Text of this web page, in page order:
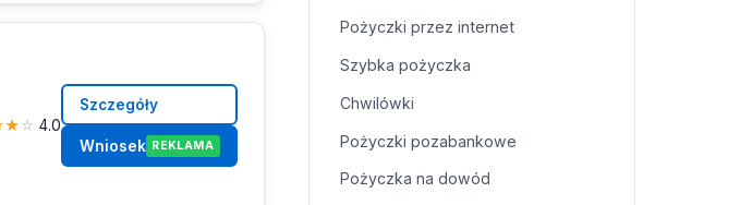
★☆ 4.0
Szczegóły
Wniosek REKLAMA
Pożyczki przez internet
Szybka pożyczka
Chwilówki
Pożyczki pozabankowe
Pożyczka na dowód